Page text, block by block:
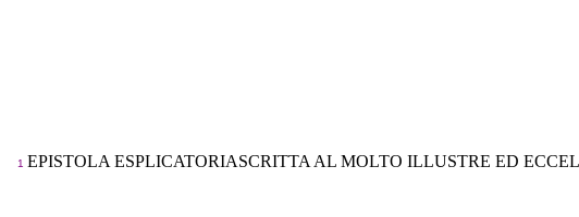
1 EPISTOLA ESPLICATORIASCRITTA AL MOLTO ILLUSTRE ED